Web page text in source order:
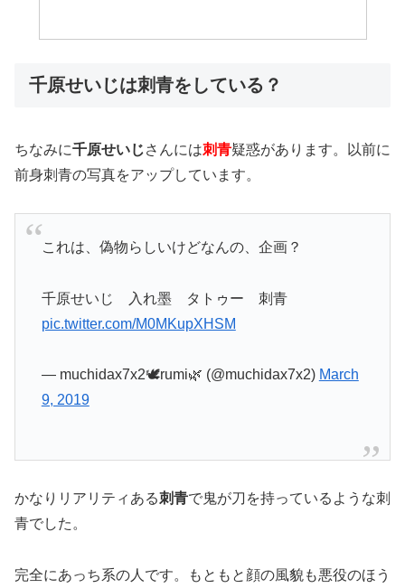
千原せいじは刺青をしている？
ちなみに千原せいじさんには刺青疑惑があります。以前に
前身刺青の写真をアップしています。
これは、偽物らしいけどなんの、企画？
千原せいじ 入れ墨 タトゥー 刺青
pic.twitter.com/M0MKupXHSM
— muchidax7x2🕊️rumi🌿 (@muchidax7x2) March
9, 2019
かなりリアリティある刺青で鬼が刀を持っているような刺
青でした。
完全にあっち系の人です。もともと顔の風貌も悪役のほう